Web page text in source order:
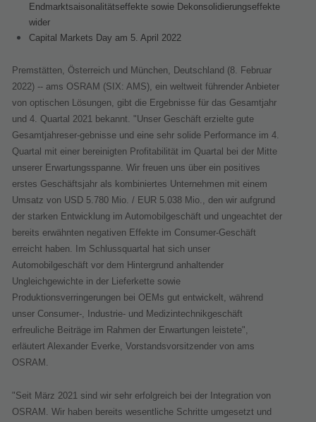
Endmarktsaisonalitätseffekte sowie Dekonsolidierungseffekte
wider
Capital Markets Day am 5. April 2022
Premstätten, Österreich und München, Deutschland (8. Februar
2022) -- ams OSRAM (SIX: AMS), ein weltweit führender Anbieter
von optischen Lösungen, gibt die Ergebnisse für das Gesamtjahr
und 4. Quartal 2021 bekannt. "Unser Geschäft erzielte gute
Gesamtjahreser-gebnisse und eine sehr solide Performance im 4.
Quartal mit einer bereinigten Profitabilität im Quartal bei der Mitte
unserer Erwartungsspanne. Wir freuen uns über ein positives
erstes Geschäftsjahr als kombiniertes Unternehmen mit einem
Umsatz von USD 5.780 Mio. / EUR 5.038 Mio., den wir aufgrund
der starken Entwicklung im Automobilgeschäft und ungeachtet der
bereits erwähnten negativen Effekte im Consumer-Geschäft
erreicht haben. Im Schlussquartal hat sich unser
Automobilgeschäft vor dem Hintergrund anhaltender
Ungleichgewichte in der Lieferkette sowie
Produktionsverringerungen bei OEMs gut entwickelt, während
unser Consumer-, Industrie- und Medizintechnikgeschäft
erfreuliche Beiträge im Rahmen der Erwartungen leistete",
erläutert Alexander Everke, Vorstandsvorsitzender von ams
OSRAM.
"Seit März 2021 sind wir sehr erfolgreich bei der Integration von
OSRAM. Wir haben bereits wesentliche Schritte umgesetzt und